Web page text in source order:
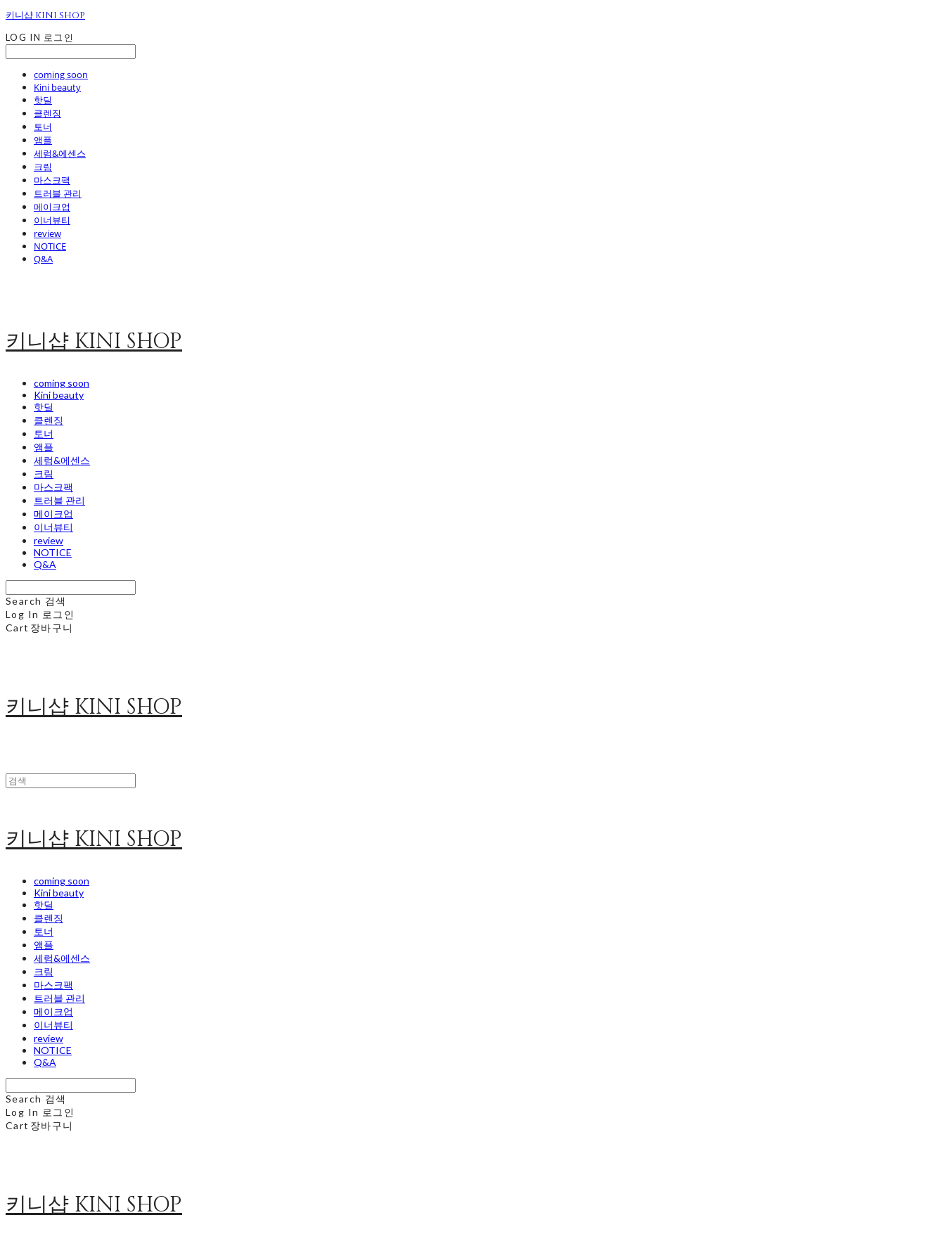
키니샵 KINI SHOP
LOG IN 로그인
coming soon
Kini beauty
핫딜
클렌징
토너
앰플
세럼&에센스
크림
마스크팩
트러블 관리
메이크업
이너뷰티
review
NOTICE
Q&A
키니샵 KINI SHOP
coming soon
Kini beauty
핫딜
클렌징
토너
앰플
세럼&에센스
크림
마스크팩
트러블 관리
메이크업
이너뷰티
review
NOTICE
Q&A
Search 검색
Log In 로그인
Cart 장바구니
키니샵 KINI SHOP
키니샵 KINI SHOP
coming soon
Kini beauty
핫딜
클렌징
토너
앰플
세럼&에센스
크림
마스크팩
트러블 관리
메이크업
이너뷰티
review
NOTICE
Q&A
Search 검색
Log In 로그인
Cart 장바구니
키니샵 KINI SHOP